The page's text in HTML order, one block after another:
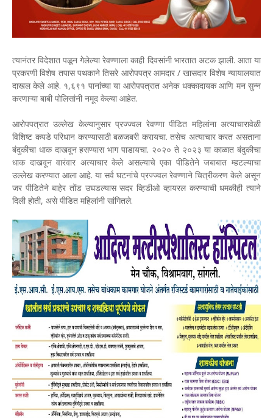
त्यानंतर विदेशात पळून गेलेल्या रेवण्णाला काही दिवसांनी भारतात अटक झाली. आता या
प्रकरणी विशेष तपास पथकाने तिसरे आरोपपत्र आमदार / खासदार विशेष न्यायालयात
दाखल केले आहे. १,६९१ पानांच्या या आरोपपत्रात अनेक धक्कादायक आणि मन सुन्न
करणाऱ्या बाबी पोलिसांनी नमूद केल्या आहेत.
आरोपपत्रात उल्लेख केल्यानुसार प्रज्ज्वल रेवण्णा पीडित महिलांना अत्याचारावेळी
विशिष्ट कपडे परिधान करण्यासाठी बळजबरी करायचा. तसेच अत्याचार करत असताना
बंदुकीचा धाक दाखवून हसण्यास भाग पाडायचा. २०२० ते २०२३ या काळात बंदुकीचा
धाक दाखवून वारंवार अत्याचार केले असल्याचे एका पीडितेने जबाबात म्हटल्याचा
उल्लेख करण्यात आला आहे. या सर्व घटनांचे प्रज्ज्वल रेवण्णाने चित्रीकरण केले असून
जर पीडितेने बाहेर तोंड उघडल्यास सदर व्हिडीओ व्हायरल करण्याची धमकीही त्याने
दिली होती, असे पीडित महिलांनी सांगितले.